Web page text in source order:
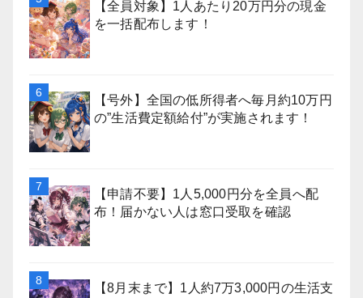
【全員対象】1人あたり20万円分の現金
を一括配布します！
【号外】全国の低所得者へ毎月約10万円
の”生活費定額給付”が実施されます！
【申請不要】1人5,000円分を全員へ配
布！届かない人は窓口受取を確認
【8月末まで】1人約7万3,000円の生活支